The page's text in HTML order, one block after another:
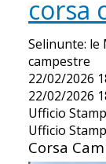
corsa
Selinunte: le
campestre
22/02/2026
22/02/2026
Ufficio
Ufficio
Corsa